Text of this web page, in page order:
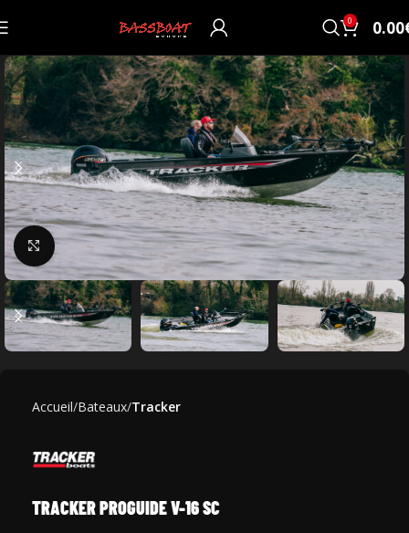
0 0.00
Click to enlarge
Accueil Bateaux Tracker
TRACKER PROGUIDE V-16 SC